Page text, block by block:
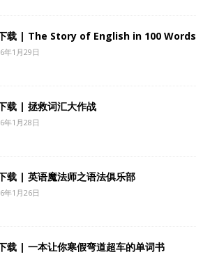
载 | The Story of English in 100 Words
年1月29日
载 | 拯救词汇大作战
年1月28日
载 | 英语魔法师之语法俱乐部
年1月26日
载 | 一本让你寒假弯道超车的单词书